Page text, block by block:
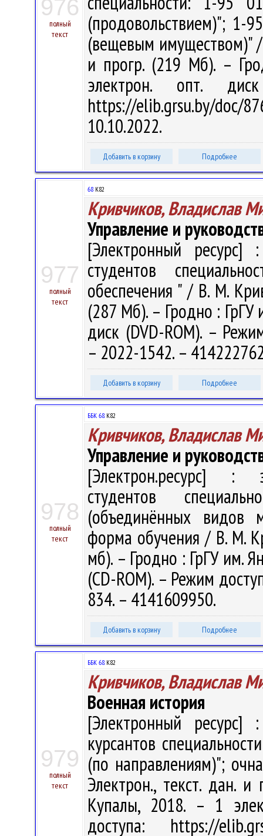
976
полный
текст
(продовольствием)"; 1-
(вещевым имуществом)" /
и прогр. (219 Мб). –
электрон. опт.
https://elib.grsu.by/
10.10.2022.
Добавить в корзину Подробнее
977
полный
текст
68 К82
Кривчиков, Владислав
Управление и
[Электронный ресурс]
студентов
обеспечения " / В. М.
(287 Мб). – Гродно : ГрГУ
диск (DVD-ROM). –
– 2022-1542. –
Добавить в корзину Подробнее
978
полный
текст
ББК 68.К82
Кривчиков, Владислав
Управление и
[Электрон.ресурс] :
студентов
(объединённых видов
форма обучения / В. М.
мб). – Гродно : ГрГУ им.
(CD-ROM). – Режим
834. – 4141609950.
Добавить в корзину Подробнее
979
полный
текст
ББК 68.К82
Кривчиков, Владислав
Военная история
[Электронный ресурс]
курсантов
(по направлениям)";
Электрон., текст. дан.
Купалы, 2018. – 1
доступа: https://